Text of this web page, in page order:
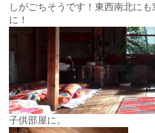
しがごちそうです！東西南北に
に！
子供部屋に。